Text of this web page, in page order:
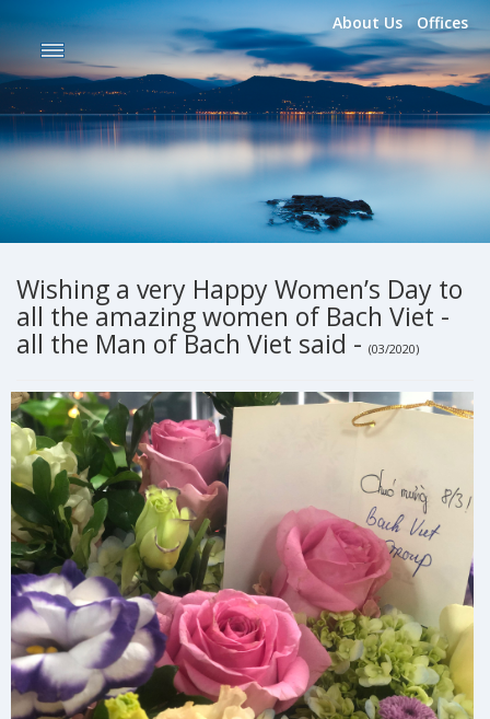
About Us Offices
Wishing a very Happy Women’s Day to
all the amazing women of Bach Viet -
all the Man of Bach Viet said - (03/2020)